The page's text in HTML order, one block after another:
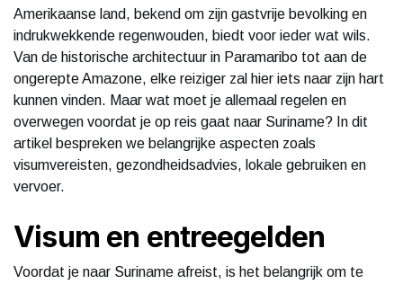
Amerikaanse land, bekend om zijn gastvrije bevolking en
indrukwekkende regenwouden, biedt voor ieder wat wils.
Van de historische architectuur in Paramaribo tot aan de
ongerepte Amazone, elke reiziger zal hier iets naar zijn hart
kunnen vinden. Maar wat moet je allemaal regelen en
overwegen voordat je op reis gaat naar Suriname? In dit
artikel bespreken we belangrijke aspecten zoals
visumvereisten, gezondheidsadvies, lokale gebruiken en
vervoer.
Visum en entreegelden
Voordat je naar Suriname afreist, is het belangrijk om te